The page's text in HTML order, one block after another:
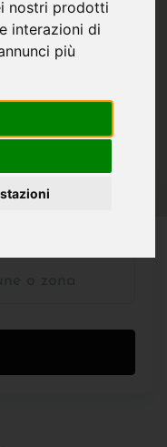
nostri prodotti
interazioni di
più